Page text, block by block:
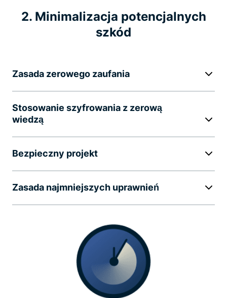
2. Minimalizacja potencjalnych
szkód
Zasada zerowego zaufania
Stosowanie szyfrowania z zerową
wiedzą
Bezpieczny projekt
Zasada najmniejszych uprawnień